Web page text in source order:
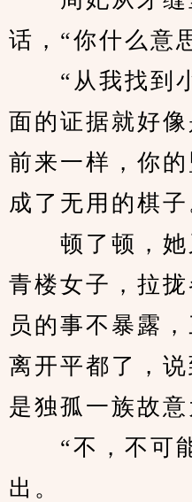
话，“你什么意
“从我找到小
面的证据就好
前来一样，你
成了无用的棋子
顿了顿，她
青楼女子，拉
员的事不暴露
离开平都了，
是独孤一族故
“不，不可能
出。